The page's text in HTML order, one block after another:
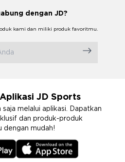
dengan JD?
kami dan miliki produk favoritmu.
JD Sports
melalui aplikasi. Dapatkan
dan produk-produk
dengan mudah!